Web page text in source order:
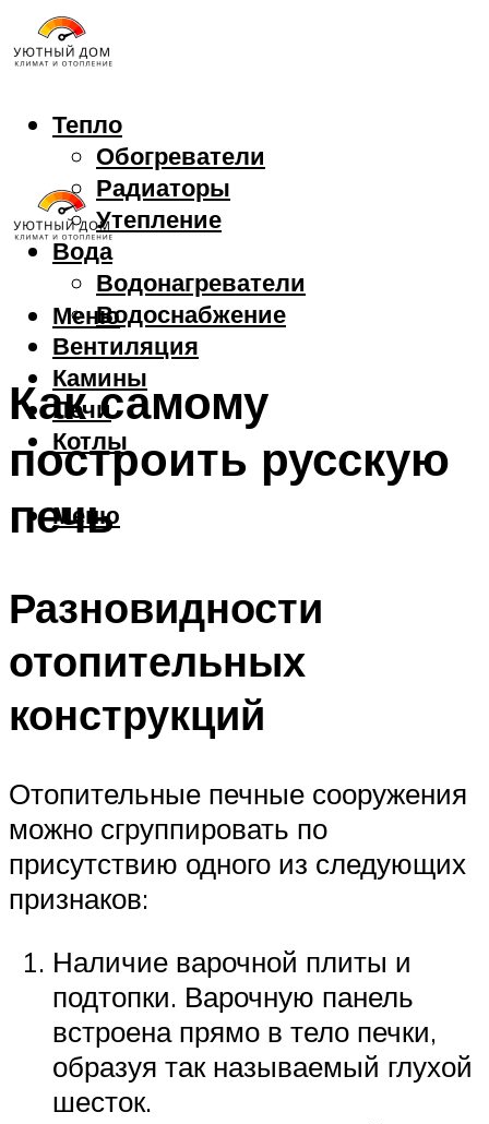
Тепло
Обогреватели
Радиаторы
Утепление
Вода
Водонагреватели
Водоснабжение
Вентиляция
Камины
Печи
Котлы
Меню
Меню
Как самому
построить русскую
печь
Разновидности
отопительных
конструкций
Отопительные печные сооружения
можно сгруппировать по
присутствию одного из следующих
признаков:
Наличие варочной плиты и
подтопки. Варочную панель
встроена прямо в тело печки,
образуя так называемый глухой
шесток.